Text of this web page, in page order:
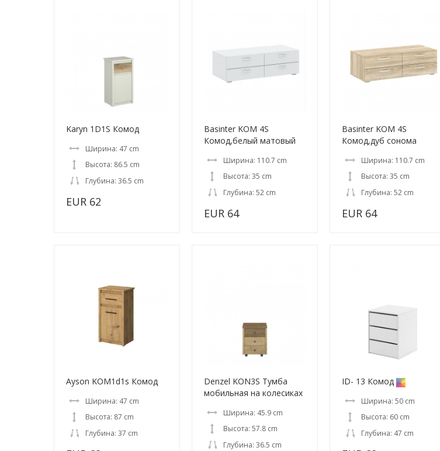
Karyn 1D1S Комод
Ширина: 47 cm
Высота: 86.5 cm
Глубина: 36.5 cm
EUR 62
Basinter KOM 4S
Комод,белый матовый
Ширина: 110.7 cm
Высота: 35 cm
Глубина: 52 cm
EUR 64
Basinter KOM 4S
Комод,дуб сонома
Ширина: 110.7 cm
Высота: 35 cm
Глубина: 52 cm
EUR 64
Ayson KOM1d1s Комод
Ширина: 47 cm
Высота: 87 cm
Глубина: 37 cm
Denzel KON3S Тумба
мобильная на колесиках
Ширина: 45.9 cm
Высота: 57.8 cm
Глубина: 36.5 cm
ID- 13 Комод
Ширина: 50 cm
Высота: 60 cm
Глубина: 47 cm